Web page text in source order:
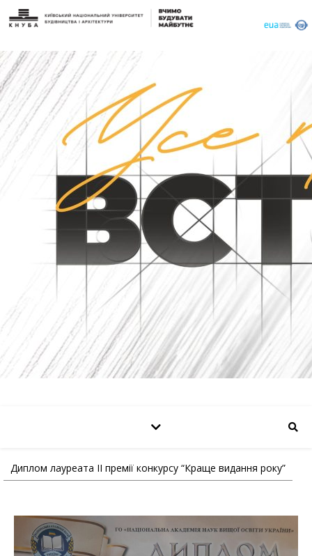
Диплом лауреата ІІ премії конкурсу “Краще видання року”